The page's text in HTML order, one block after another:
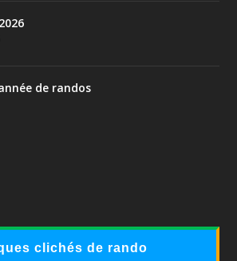
de randos
clichés de rando